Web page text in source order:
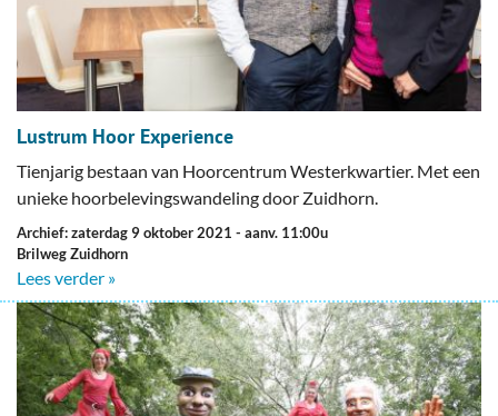
Lustrum Hoor Experience
Tienjarig bestaan van Hoorcentrum Westerkwartier. Met een
unieke hoorbelevingswandeling door Zuidhorn.
Archief: zaterdag 9 oktober 2021 - aanv. 11:00u
Brilweg Zuidhorn
Lees verder »